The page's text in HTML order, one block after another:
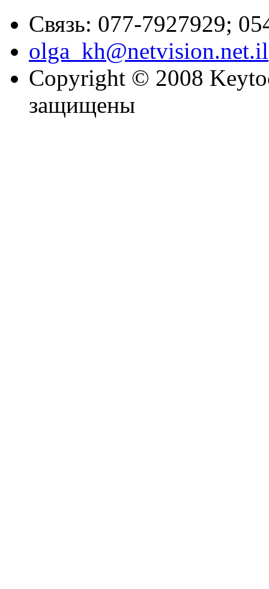
Связь: 077-7927929;
olga_kh@netvision.net.il
Copyright © 2008
защищены